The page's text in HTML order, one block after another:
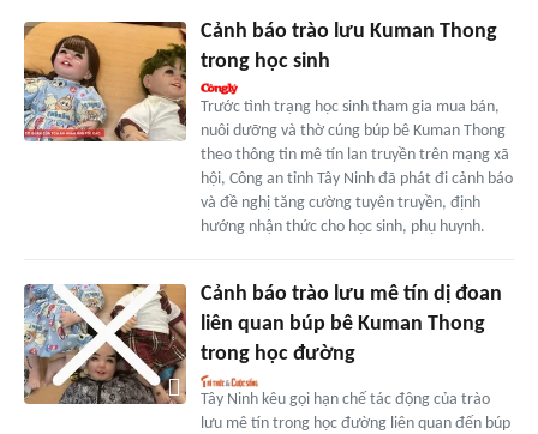
Cảnh báo trào lưu Kuman Thong
trong học sinh
Trước tình trạng học sinh tham gia mua bán,
nuôi dưỡng và thờ cúng búp bê Kuman Thong
theo thông tin mê tín lan truyền trên mạng xã
hội, Công an tỉnh Tây Ninh đã phát đi cảnh báo
và đề nghị tăng cường tuyên truyền, định
hướng nhận thức cho học sinh, phụ huynh.
Cảnh báo trào lưu mê tín dị đoan
liên quan búp bê Kuman Thong
trong học đường
Tây Ninh kêu gọi hạn chế tác động của trào
lưu mê tín trong học đường liên quan đến búp